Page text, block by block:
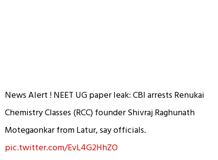
News Alert ! NEET UG paper leak: CBI arrests Renukai
Chemistry Classes (RCC) founder Shivraj Raghunath
Motegaonkar from Latur, say officials.
pic.twitter.com/EvL4G2HhZO